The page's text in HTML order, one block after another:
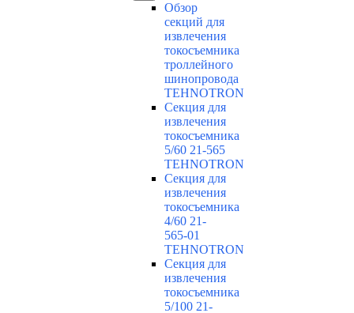
Обзор
секций для
извлечения
токосъемника
троллейного
шинопровода
TEHNOTRON
Секция для
извлечения
токосъемника
5/60 21-565
TEHNOTRON
Секция для
извлечения
токосъемника
4/60 21-
565-01
TEHNOTRON
Секция для
извлечения
токосъемника
5/100 21-